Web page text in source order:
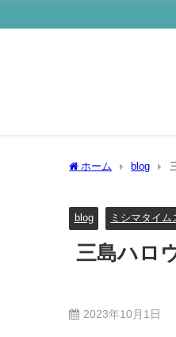
ホーム blog
blog ミシマタイム
三島ハロ
2023年10月1日